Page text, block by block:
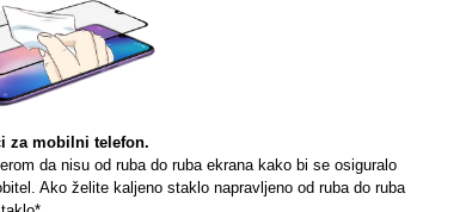
za mobilni telefon.
da nisu od ruba do ruba ekrana kako bi se osiguralo
Ako želite kaljeno staklo napravljeno od ruba do ruba